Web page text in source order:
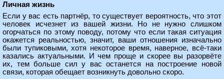
Личная жизнь
Если у вас есть партнёр, то существует вероятность, что этот
человек исчезнет из вашей жизни. Но не нужно слишком
огорчаться по этому поводу, потому что если такая ситуация
окажется реальностью, значит, ваши отношения изначально
были тупиковыми, хотя некоторое время, наверное, всё-таки
казались актуальными. И чем проще и скорее вы разорвёте
их, тем больше сил у вас останется на построение новой
связи, которая обещает возникнуть довольно скоро.